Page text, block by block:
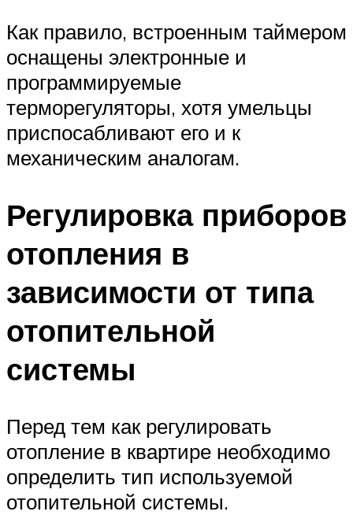
Как правило, встроенным таймером
оснащены электронные и
программируемые
терморегуляторы, хотя умельцы
приспосабливают его и к
механическим аналогам.
Регулировка приборов
отопления в
зависимости от типа
отопительной
системы
Перед тем как регулировать
отопление в квартире необходимо
определить тип используемой
отопительной системы.